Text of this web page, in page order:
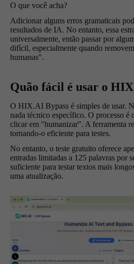
O que você acha?
Adicionar alguns erros gramaticais
resultados de IA. No entanto, essa
universalmente, então passar por
difícil, especialmente quando
humanas".
Quão fácil é usar o
O HIX.AI Bypass é simples de usar.
nada técnico específico. O processo é
clicar em "humanizar". A ferramenta
tornando-o eficiente para testes.
No entanto, o teste gratuito oferece
entradas limitadas a 125 palavras por
suficiente para testar textos mais
uma atualização.